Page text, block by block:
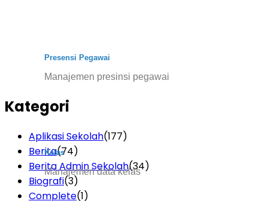
Presensi Pegawai
Manajemen presinsi pegawai
Kelas
Manajemen data kelas
Kategori
Aplikasi Sekolah(177)
Berita(74)
Berita Admin Sekolah(34)
Biografi(3)
Complete(1)